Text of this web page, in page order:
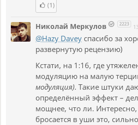
(1)
Николай Меркулов 2223
@Hazy Davey спасибо за
развернутую рецензию)
Кстати, на 1:16, где
модуляцию на малую
модуляция). Такие штуки
определённый эффект –
мощнее, что ли.
бросается в уши это,